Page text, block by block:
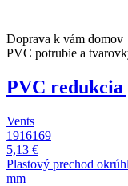
Doprava k vám domov
PVC potrubie a
PVC redukcia
Vents
1916169
5,13 €
Plastový prechod
mm